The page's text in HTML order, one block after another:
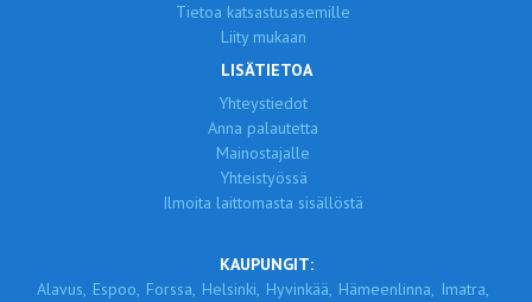
Tietoa katsastusasemille
Liity mukaan
LISÄTIETOA
Yhteystiedot
Anna palautetta
Mainostajalle
Yhteistyössä
Ilmoita laittomasta sisällöstä
KAUPUNGIT:
Alavus, Espoo, Forssa, Helsinki, Hyvinkää, Hämeenlinna, Imatra,